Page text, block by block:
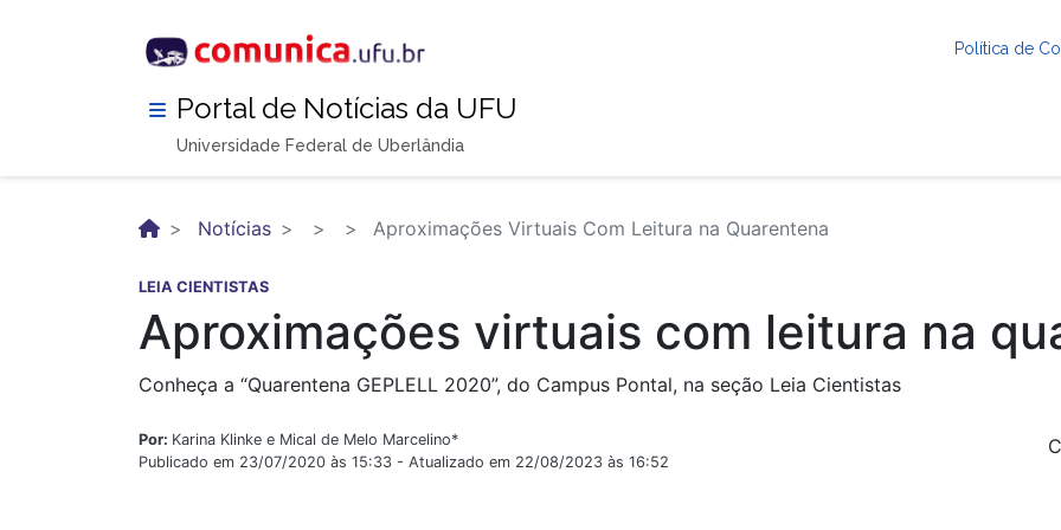
Política de
Portal de Notícias da UFU
Universidade Federal de Uberlândia
Notícias Aproximações Virtuais Com Leitura na Quarentena
LEIA CIENTISTAS
Aproximações virtuais com leitura na
Conheça a “Quarentena GEPLELL 2020”, do Campus Pontal, na seção Leia Cientistas
Por: Karina Klinke e Mical de Melo Marcelino*
Publicado em 23/07/2020 às 15:33 - Atualizado em 22/08/2023 às 16:52